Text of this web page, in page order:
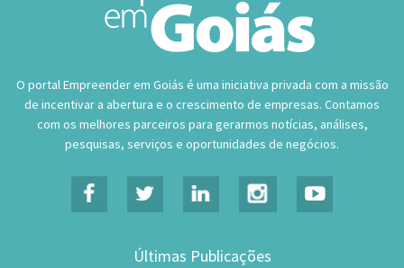
O portal Empreender em Goiás é uma iniciativa privada com a missão
de incentivar a abertura e o crescimento de empresas. Contamos
com os melhores parceiros para gerarmos notícias, análises,
pesquisas, serviços e oportunidades de negócios.
Últimas Publicações